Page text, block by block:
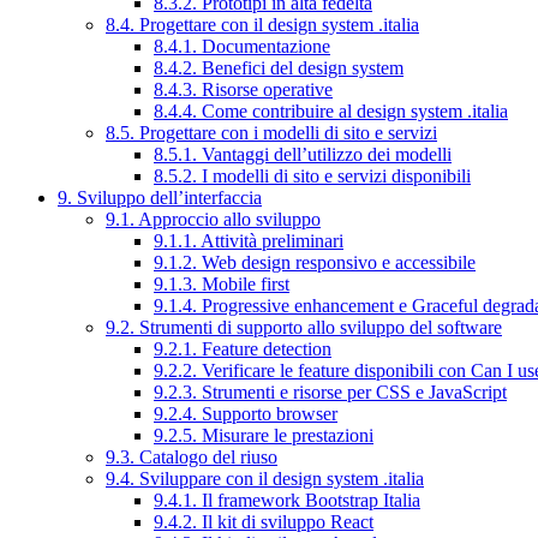
8.4. Progettare con il design system .italia
8.4.1. Documentazione
8.4.2. Benefici del design system
8.4.3. Risorse operative
8.4.4. Come contribuire al design system .italia
8.5. Progettare con i modelli di sito e servizi
8.5.1. Vantaggi dell’utilizzo dei modelli
8.5.2. I modelli di sito e servizi disponibili
9. Sviluppo dell’interfaccia
9.1. Approccio allo sviluppo
9.1.1. Attività preliminari
9.1.2. Web design responsivo e accessibile
9.1.3. Mobile first
9.1.4. Progressive enhancement e Graceful
9.2. Strumenti di supporto allo sviluppo del software
9.2.1. Feature detection
9.2.2. Verificare le feature disponibili con Can I
9.2.3. Strumenti e risorse per CSS e JavaScript
9.2.4. Supporto browser
9.2.5. Misurare le prestazioni
9.3. Catalogo del riuso
9.4. Sviluppare con il design system .italia
9.4.1. Il framework Bootstrap Italia
9.4.2. Il kit di sviluppo React